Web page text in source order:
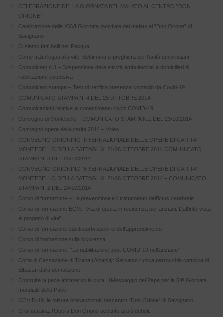
CELEBRAZIONE DELLA GIORNATA DEL MALATO AL CENTRO “DON
ORIONE”
Celebrazione della XXVI Giornata mondiale del malato al “Don Orione” di
Savignano
Ci siamo fatti belli per Pasqua!
Come tralci legati alla vite. Settimana di preghiera per l’unità dei cristiani
Comunicato n.3 – Sospensione delle attività ambulatoriali e domiciliari di
riabilitazione estensiva
Comunicato stampa – Test di verifica presenza contagio da Covid-19
COMUNICATO STAMPA N. 4 DEL 25 OTTOBRE 2014
Comunicazioni relative al contenimento rischi COVID-19
Convegno di Montebello – COMUNICATO STAMPA N.1 DEL 23/10/2014
Convegno opere della carità 2014 – Video
CONVEGNO ORIONINO INTERNAZIONALE DELLE OPERE DI CARITA’
MONTEBELLO DELLA BATTAGLIA, 22-26 OTTOBRE 2014 COMUNICATO
STAMPA N. 3 DEL 25/10/2014
CONVEGNO ORIONINO INTERNAZIONALE DELLE OPERE DI CARITA’
MONTEBELLO DELLA BATTAGLIA, 22-26 OTTOBRE 2014 – COMUNICATO
STAMPA N. 2 DEL 24/10/2014
Corso di formazione – La prevenzione e il trattamento dell’ictus cerebrale
Corso di formazione ECM: “Vita di qualità in residenza per anziani. Dall’intervista
al progetto di vita”
Corso di formazione sui disturbi specifici dell’apprendimento
Corso di formazione sulla sicurezza
Corso di formazione: “La riabilitazione post-COVID-19 nell’anziano”
Corte di Cassazione di Tirana (Albania): Salviamo l’unica parrocchia cattolica di
Elbasan dalla demolizione
Costruire la pace attraverso la cura. Il Messaggio del Papa per la 54ª Giornata
mondiale della Pace.
COVID-19, le misure precauzionali del centro “Don Orione” di Savignano.
Crisi ucraina: l’Opera Don Orione accanto ai più deboli.